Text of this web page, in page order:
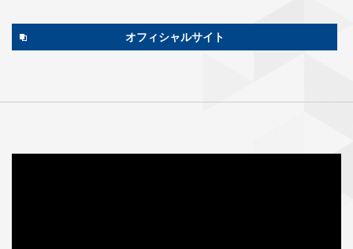
オフィシャルサイト